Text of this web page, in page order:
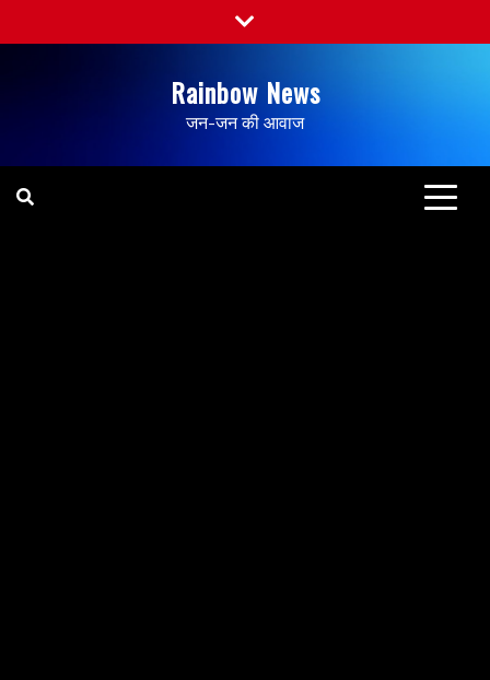
Rainbow News
जन-जन की आवाज